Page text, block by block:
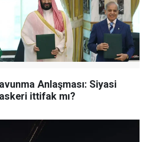
Anlaşması: Siyasi
ittifak mı?